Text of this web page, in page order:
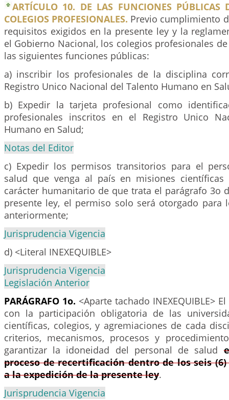
ARTÍCULO 10. DE LAS FUNCIONES PÚBLICAS
COLEGIOS PROFESIONALES. Previo cumplimiento
requisitos exigidos en la presente ley y la
el Gobierno Nacional, los colegios profesionales
las siguientes funciones públicas:
a) inscribir los profesionales de la disciplina
Registro Unico Nacional del Talento Humano en
b) Expedir la tarjeta profesional como
profesionales inscritos en el Registro Unico
Humano en Salud;
Notas del Editor
c) Expedir los permisos transitorios para el
salud que venga al país en misiones científicas
carácter humanitario de que trata el parágrafo 3o
presente ley, el permiso solo será otorgado para
anteriormente;
Jurisprudencia Vigencia
d) <Literal INEXEQUIBLE>
Jurisprudencia Vigencia
Legislación Anterior
PARÁGRAFO 1o. <Aparte tachado INEXEQUIBLE>
con la participación obligatoria de las
científicas, colegios, y agremiaciones de cada
criterios, mecanismos, procesos y
garantizar la idoneidad del personal de salud
proceso de recertificación dentro de los seis
a la expedición de la presente ley.
Jurisprudencia Vigencia